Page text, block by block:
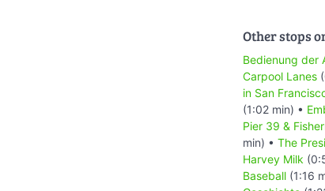
Other stops
Bedienung der
Carpool Lanes
in San
(1:02 min) •
Pier 39 &
min) • The
Harvey Milk
Baseball (1:16